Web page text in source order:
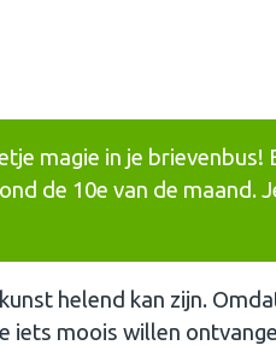
magie in je
de 10e van de maand.
helend kan zijn.
iets moois willen